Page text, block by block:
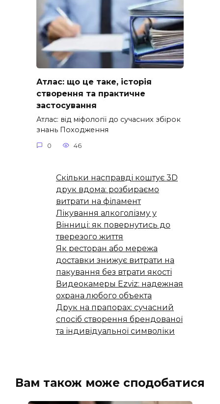
Атлас: що це таке, історія
створення та практичне
застосування
Атлас: від міфології до сучасних збірок
знань Походження
0 46
Скільки насправді коштує 3D
друк вдома: розбираємо
витрати на філамент
Лікування алкоголізму у
Вінниці: як повернутись до
тверезого життя
Як ресторан або мережа
доставки знижує витрати на
пакування без втрати якості
Видеокамеры Ezviz: надежная
охрана любого объекта
Друк на прапорах: сучасний
спосіб створення брендованої
та індивідуальної символіки
Вам також може сподобатися